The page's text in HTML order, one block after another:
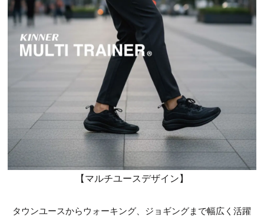
【マルチユースデザイン】
タウンユースからウォーキング、ジョギングまで幅広く活躍